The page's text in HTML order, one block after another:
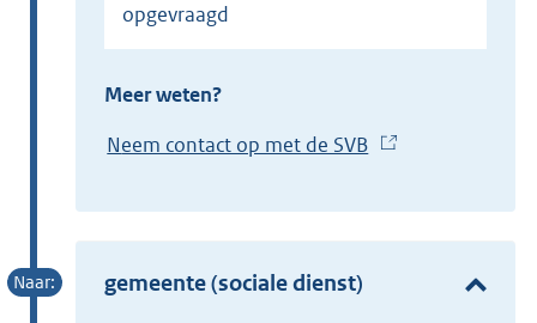
opgevraagd
Meer weten?
Neem contact op met de SVB
x
t
gemeente (sociale dienst)